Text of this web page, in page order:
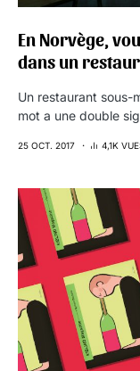
En Norvège,
dans un
Un restaurant sous-
mot a une double
25 OCT. 2017 4,1K